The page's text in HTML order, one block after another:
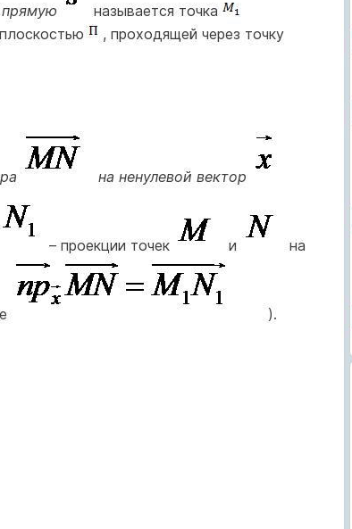
прямую
называется точка
, проходящей через точку
на ненулевой вектор
– проекции точек и на
).